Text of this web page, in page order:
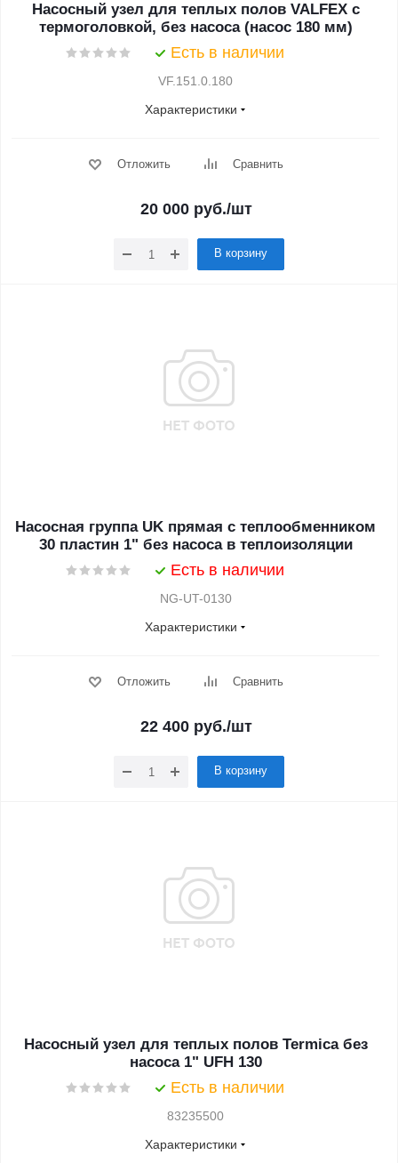
Насосный узел для теплых полов VALFEX с
термоголовкой, без насоса (насос 180 мм)
Есть в наличии
VF.151.0.180
Характеристики
Отложить Сравнить
20 000руб./шт
В корзину
Насосная группа UK прямая с теплообменником
30 пластин 1" без насоса в теплоизоляции
Есть в наличии
NG-UT-0130
Характеристики
Отложить Сравнить
22 400руб./шт
В корзину
Насосный узел для теплых полов Termica без
насоса 1" UFH 130
Есть в наличии
83235500
Характеристики